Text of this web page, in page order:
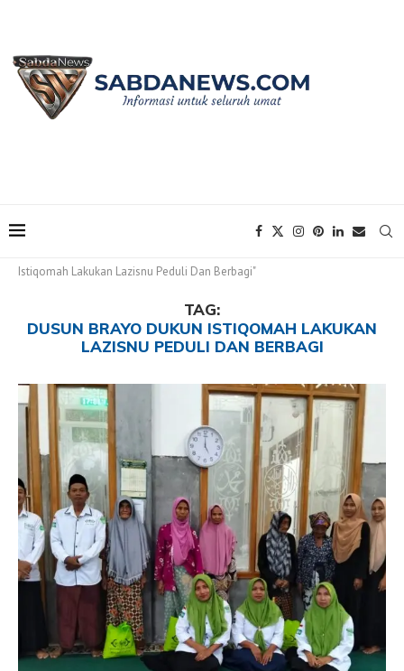
Istiqomah Lakukan Lazisnu Peduli Dan Berbagi"
TAG:
DUSUN BRAYO DUKUN ISTIQOMAH LAKUKAN
LAZISNU PEDULI DAN BERBAGI